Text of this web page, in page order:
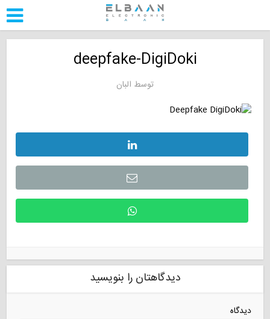
deepfake-DigiDoki
توسط البان
دیدگاهتان را بنویسید
دیدگاه